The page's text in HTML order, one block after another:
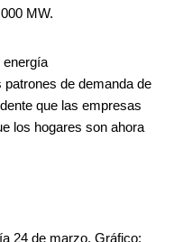
MW.
energía
de demanda de
que las empresas
los hogares son ahora
24 de marzo. Gráfico: